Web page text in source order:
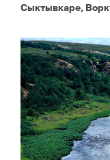
Сыктывкаре,